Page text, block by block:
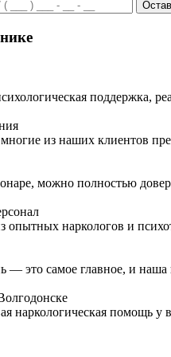
поддержка,
из наших клиентов
можно полностью
опытных наркологов и
это самое главное, и наша
наркологическая помощь у